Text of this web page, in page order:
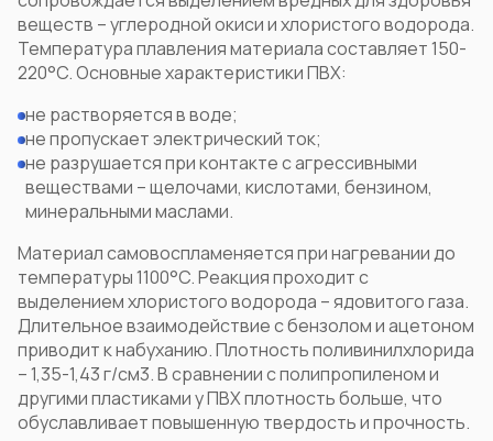
веществ – углеродной окиси и хлористого водорода.
Температура плавления материала составляет 150-
220°C. Основныехарактеристики ПВХ:
не растворяется в воде;
не пропускает электрический ток;
не разрушается при контакте с агрессивными
веществами – щелочами, кислотами, бензином,
минеральными маслами.
Материал самовоспламеняется при нагревании до
температуры 1100°C. Реакция проходит с
выделением хлористого водорода – ядовитого газа.
Длительное взаимодействие с бензолом и ацетоном
приводит к набуханию.Плотность поливинилхлорида
– 1,35-1,43 г/см3. В сравнении с полипропиленом и
другими пластиками у ПВХ плотность больше, что
обуславливает повышенную твердость и прочность.